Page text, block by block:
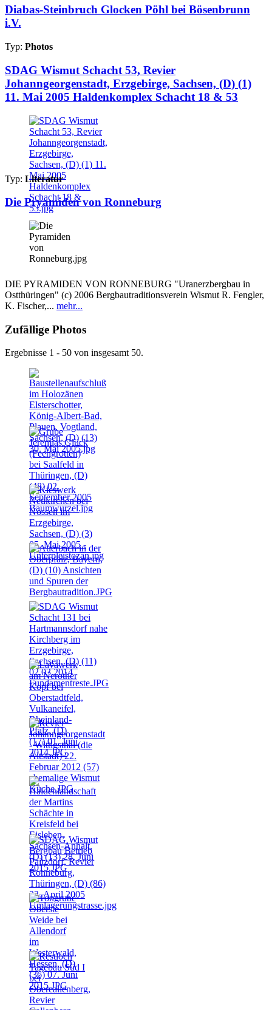
Diabas-Steinbruch Glocken Pöhl bei Bösenbrunn
i.V.
Typ: Photos
SDAG Wismut Schacht 53, Revier
Johanngeorgenstadt, Erzgebirge, Sachsen, (D) (1)
11. Mai 2005 Haldenkomplex Schacht 18 & 53
Typ: Literatur
Die Pryamiden von Ronneburg
DIE PYRAMIDEN VON RONNEBURG "Uranerzbergbau in
Ostthüringen" (c) 2006 Bergbautraditionsverein Wismut R. Fengler,
K. Fischer,... mehr...
Zufällige Photos
Ergebnisse 1 - 50 von insgesamt 50.